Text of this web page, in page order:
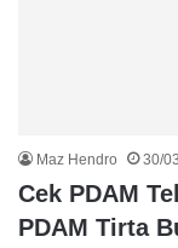
Maz Hendro 30/
Cek PDAM
PDAM Tirta